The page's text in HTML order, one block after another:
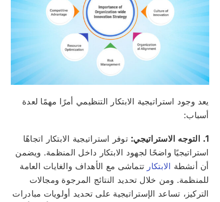
يعد وجود استراتيجية الابتكار التنظيمي أمرًا مهمًا لعدة
أسباب:
1. التوجه الاستراتيجي:
توفر استراتيجية الابتكار اتجاهًا
استراتيجيًا واضحًا لجهود الابتكار داخل المنظمة. ويضمن
أن أنشطة
الابتكار تتماشى مع الأهداف والغايات العامة
للمنظمة. ومن خلال تحديد النتائج المرجوة ومجالات
التركيز، تساعد الإستراتيجية على تحديد أولويات مبادرات